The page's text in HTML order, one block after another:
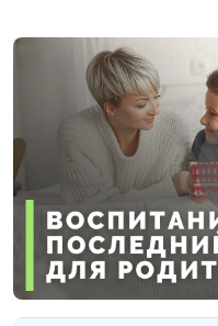
Как пережить
семейный кризис?